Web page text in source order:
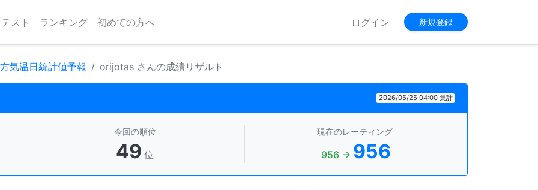
スト ランキング 初めての方へ ログイン 新規登録
気温日統計値予報 orijotas さんの成績リザルト
2026/05/25 04:00 集計
今回の順位
49 位
現在のレーティング
956 → 956